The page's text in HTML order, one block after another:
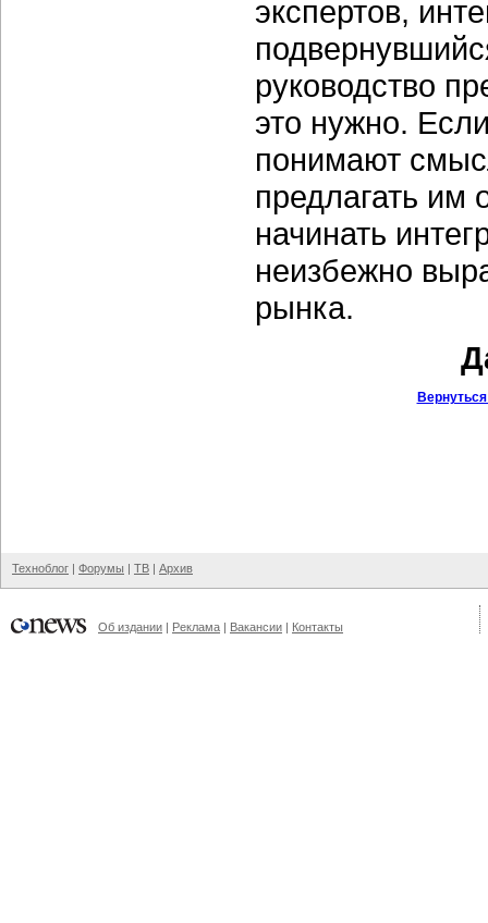
экспертов,
руководство
это нужно.
понимают
предлагать им
начинать
неизбежно
рынка.
Техноблог | Форумы | ТВ | Архив
Об издании | Реклама | Вакансии | Контакты